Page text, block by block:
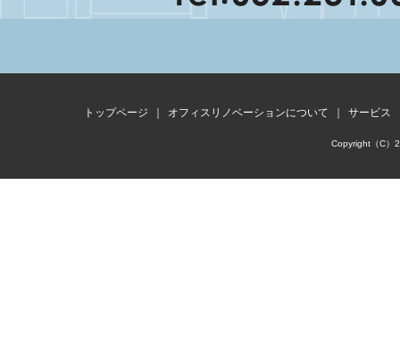
トップページ オフィスリノベーションについて サービス
Copyright（C）